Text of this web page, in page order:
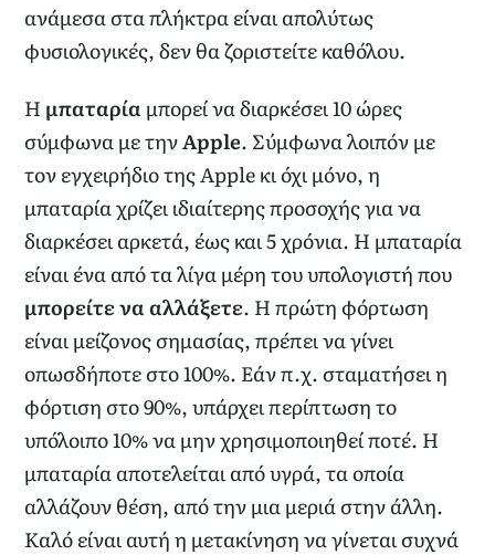
ανάμεσα στα πλήκτρα είναι απολύτως
φυσιολογικές, δεν θα ζοριστείτε καθόλου.
Η μπαταρίαμπορεί να διαρκέσει 10 ώρες
σύμφωνα με τηνApple. Σύμφωνα λοιπόν με
τον εγχειρήδιο της Apple κι όχι μόνο, η
μπαταρία χρίζει ιδιαίτερης προσοχής για να
διαρκέσει αρκετά, έως και 5 χρόνια. Η μπαταρία
είναι ένα από τα λίγα μέρη του υπολογιστή που
μπορείτε να αλλάξετε. Η πρώτη φόρτωση
είναι μείζονος σημασίας, πρέπει να γίνει
οπωσδήποτε στο 100%. Εάν π.χ. σταματήσει η
φόρτιση στο 90%, υπάρχει περίπτωση το
υπόλοιπο 10% να μην χρησιμοποιηθεί ποτέ. Η
μπαταρία αποτελείται από υγρά, τα οποία
αλλάζουν θέση, από την μια μεριά στην άλλη.
Καλό είναι αυτή η μετακίνηση να γίνεται συχνά